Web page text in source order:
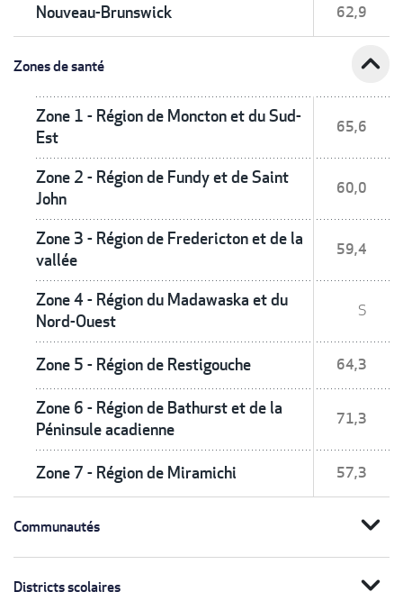
Nouveau-Brunswick 62,9
Zones de santé expand_less
Zone 1 - Région de Moncton et du Sud-
Est
65,6
Zone 2 - Région de Fundy et de Saint
John
60,0
Zone 3 - Région de Fredericton et de la
vallée
59,4
Zone 4 - Région du Madawaska et du
Nord-Ouest
S
Zone 5 - Région de Restigouche 64,3
Zone 6 - Région de Bathurst et de la
Péninsule acadienne
71,3
Zone 7 - Région de Miramichi 57,3
Communautés expand_more
Districts scolaires